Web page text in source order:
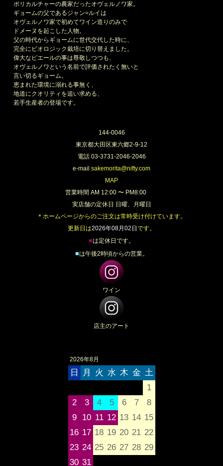
ポリカルチャーの農家だったオヴェルノワ家。
ギョームの父であるジャン=ルイは
オヴェルノワ家で初めてワイン造りのみで
ドメーヌを起こした人物。
父の時代からギョームに世代交代した時に、
完全にビオロジック栽培に切り替えました。
偉大なピエールの事は尊敬しつつも、
オヴェルノワという名前で評価されたく無いと
言い切るギョーム。
恵まれた環境に溺れる事無く、
地道にクオリティを追い求める、
若手生産者の登場です。
144-0046
東京都大田区東六郷2-9-12
電話 03-3731-2046-2046
e-mail sakemorita@nifty.com
MAP
営業時間 AM 12:00 〜 PM8:00
実店舗の定休日 日曜、月曜日
＊ホームページからのご注文は常時受け付けています。
更新日は2026年08月02日 です。
■は定休日です。
■は午後2時頃からの営業。
ワイン
店主のアート
2026年8月
日 月 火 水 木 金 土
1
2
3 4 5 6 7
8
9
10 11 12 13 14 15
16 17 18 19 20 21 22
23 24 25 26 27 28 29
30 31